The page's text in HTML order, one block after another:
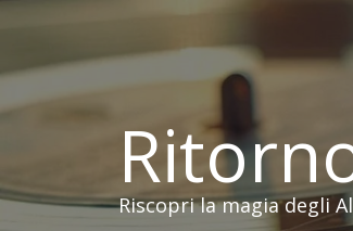
contenuto
Riscopri la magia degli